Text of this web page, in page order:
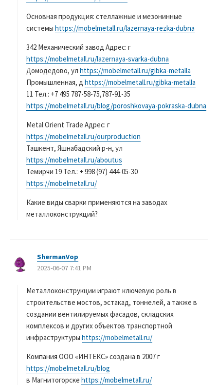
Основная продукция: стеллажные и мезонинные
системы https://mobelmetall.ru/lazernaya-rezka-dubna
342 Механический завод Адрес: г
https://mobelmetall.ru/lazernaya-svarka-dubna
Домодедово, ул https://mobelmetall.ru/gibka-metalla
Промышленная, д https://mobelmetall.ru/gibka-metalla
11 Тел.: +7 495 787-58-75,787-91-35
https://mobelmetall.ru/blog/poroshkovaya-pokraska-dubna
Metal Orient Trade Адрес: г
https://mobelmetall.ru/ourproduction
Ташкент, Яшнабадский р-н, ул
https://mobelmetall.ru/aboutus
Темирчи 19 Тел.: + 998 (97) 444-05-30
https://mobelmetall.ru/
Какие виды сварки применяются на заводах
металлоконструкций?
ShermanVop
り
2025-06-07 7:41 PM
Металлоконструкции играют ключевую роль в
строительстве мостов, эстакад, тоннелей, а также в
создании вентилируемых фасадов, складских
комплексов и других объектов транспортной
инфраструктуры https://mobelmetall.ru/
Компания ООО «ИНТЕКС» создана в 2007 г
https://mobelmetall.ru/blog
в Магнитогорске https://mobelmetall.ru/